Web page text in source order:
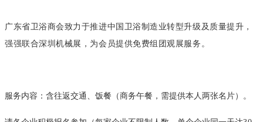
广东省卫浴商会致力于推进中国卫浴制造业转型升级及质量提升，
强强联合深圳机械展，为会员提供免费组团观展服务。
服务内容：含往返交通、饭餐（商务午餐，需提供本人两张名片）。